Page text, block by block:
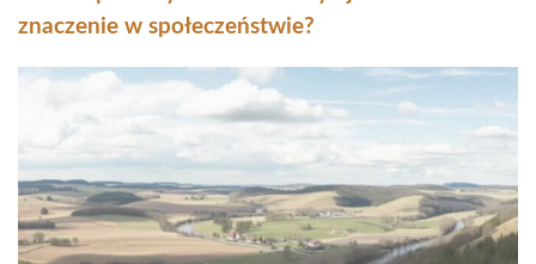
znaczenie w społeczeństwie?